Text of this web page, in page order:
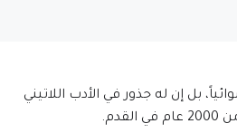
بل إن له جذور في الأدب اللاتيني